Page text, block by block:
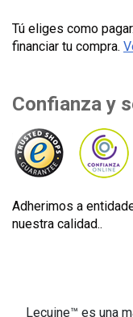
Tú eliges como
financiar tu compra.
Confianza y
Adherimos a
nuestra calidad..
Lecuine™ es una